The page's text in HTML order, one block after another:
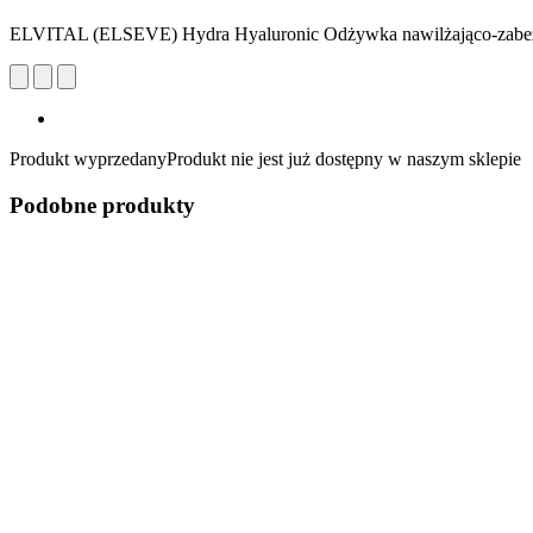
ELVITAL (ELSEVE) Hydra Hyaluronic Odżywka nawilżająco-
Produkt wyprzedanyProdukt nie jest już dostępny w naszym sklepie
Podobne produkty